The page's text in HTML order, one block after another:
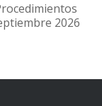
2026